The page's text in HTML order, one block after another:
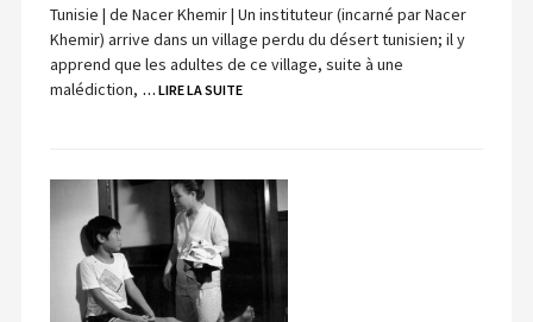
Tunisie | de Nacer Khemir | Un instituteur (incarné par Nacer
Khemir) arrive dans un village perdu du désert tunisien; il y
apprend que les adultes de ce village, suite à une
malédiction, … LIRE LA SUITE